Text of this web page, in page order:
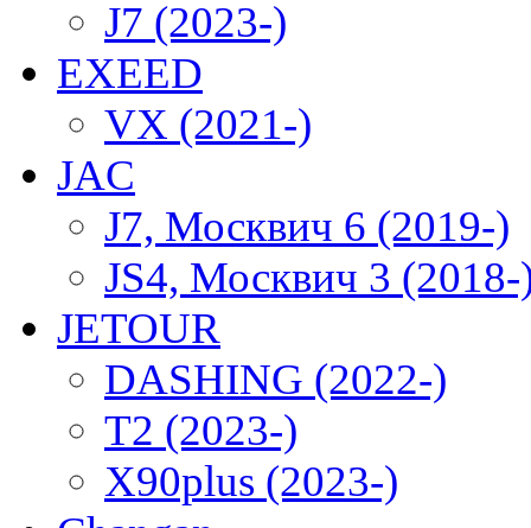
J7 (2023-)
EXEED
VX (2021-)
JAC
J7, Москвич 6 (2019-)
JS4, Москвич 3 (2018-
JETOUR
DASHING (2022-)
T2 (2023-)
X90plus (2023-)